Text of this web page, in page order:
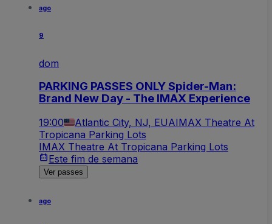
ago
9
dom
PARKING PASSES ONLY Spider-Man:
Brand New Day - The IMAX Experience
19:00 Atlantic City, NJ, EUAIMAX Theatre At
Tropicana Parking Lots
IMAX Theatre At Tropicana Parking Lots
Este fim de semana
Ver passes
ago